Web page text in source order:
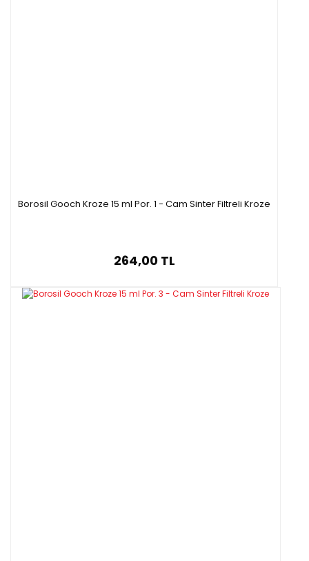
Borosil Gooch Kroze 15 ml Por. 1 - Cam Sinter Filtreli Kroze
264,00 TL